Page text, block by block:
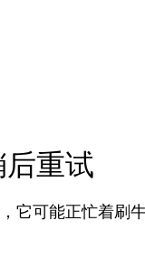
重试
它可能正忙着刷